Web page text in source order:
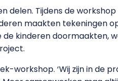
delen. Tijdens de
maakten tekeningen
kinderen doormaakten,
workshop. ‘Wij zijn in de